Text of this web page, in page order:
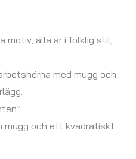
motiv, alla är i folklig stil,
med mugg och
mugg och ett kvadratiskt